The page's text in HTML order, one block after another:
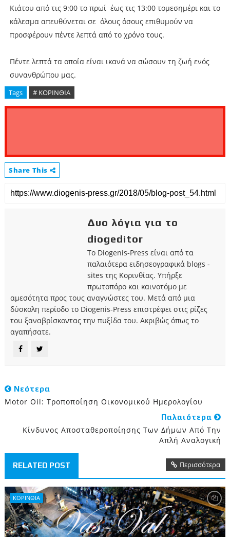
Κιάτου από τις 9:00 το πρωί έως τις 13:00 τομεσημέρι και το
κάλεσμα απευθύνεται σε όλους όσους επιθυμούν να
προσφέρουν πέντε λεπτά από το χρόνο τους.
Πέντε λεπτά τα οποία είναι ικανά να σώσουν τη ζωή ενός
συνανθρώπου μας.
Tags # ΚΟΡΙΝΘΙΑ
Share This
Δυο λόγια για το
diogeditor
Το Diogenis-Press είναι από τα
παλαιότερα ειδησεογραφικά blogs -
sites της Κορινθίας. Υπήρξε
πρωτοπόρο και καινοτόμο με
αμεσότητα προς τους αναγνώστες του. Μετά από μια
δύσκολη περίοδο το Diogenis-Press επιστρέφει στις ρίζες
του ξαναβρίσκοντας την πυξίδα του. Ακριβώς όπως το
αγαπήσατε.
Νεότερα
Motor Oil: Τροποποίηση Οικονομικού Ημερολογίου
Παλαιότερα
Κίνδυνος Αποσταθεροποίησης Των Δήμων Από Την
Απλή Αναλογική
RELATED POST Περισσότερα
ΚΟΡΙΝΘΙΑ